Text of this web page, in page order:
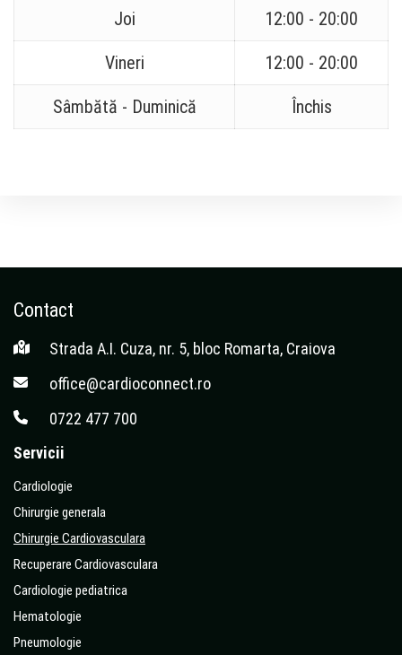
Joi 12:00 - 20:00
Vineri 12:00 - 20:00
Sâmbătă - Duminică Închis
Contact
Strada A.I. Cuza, nr. 5, bloc Romarta, Craiova
office@cardioconnect.ro
0722 477 700
Servicii
Cardiologie
Chirurgie generala
Chirurgie Cardiovasculara
Recuperare Cardiovasculara
Cardiologie pediatrica
Hematologie
Pneumologie